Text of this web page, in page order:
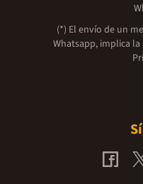
(*) El envío de un
Whatsapp, implica